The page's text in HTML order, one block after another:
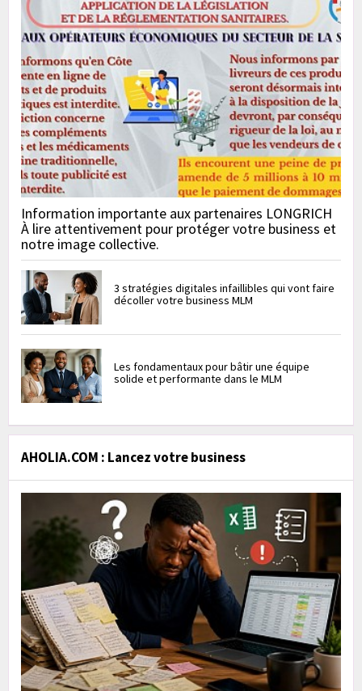
Information importante aux partenaires LONGRICH
À lire attentivement pour protéger votre business et
notre image collective.
3 stratégies digitales infaillibles qui vont faire
décoller votre business MLM
Les fondamentaux pour bâtir une équipe
solide et performante dans le MLM
AHOLIA.COM : Lancez votre business